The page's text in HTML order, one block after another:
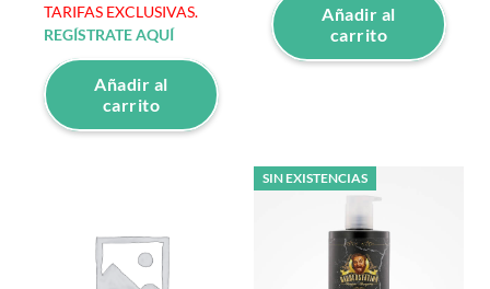
TARIFAS EXCLUSIVAS.
REGÍSTRATE AQUÍ
Añadir al
carrito
Añadir al
carrito
SIN EXISTENCIAS